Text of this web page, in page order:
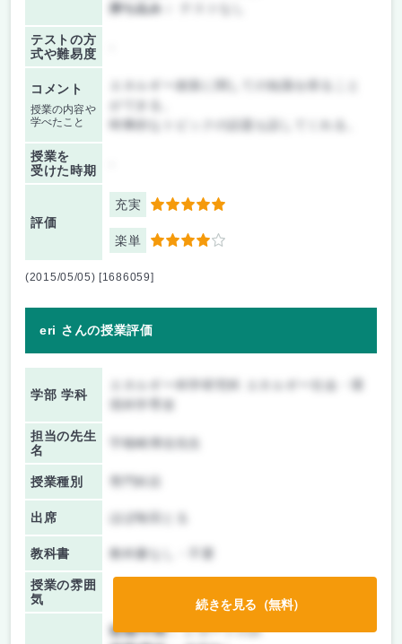
持ち込み：
テストの方
式や難易度
コメント
授業の内容や
学べたこと
エネルギー政策に関しての知識を得ること
授業を
受けた時期
評価
充実 5
楽単 4
(2015/05/05) [1686059]
eri さんの授業評価
学部 学科
エネルギー科学研究科 エネルギー社会・環
担当の先生
名
宇根崎博信先生
授業種別
出席 ほぼ毎回とる
教科書 教科書なし・不要
授業の雰囲
気
前期/中間：レポートのみ
続きを見る（無料）